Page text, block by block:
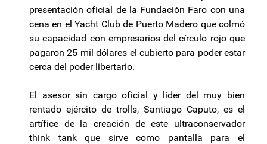
presentación oficial de la Fundación Faro con una
cena en el Yacht Club de Puerto Madero que colmó
su capacidad con empresarios del círculo rojo que
pagaron 25 mil dólares el cubierto para poder estar
cerca del poder libertario.
El asesor sin cargo oficial y líder del muy bien
rentado ejército de trolls, Santiago Caputo, es el
artífice de la creación de este ultraconservador
think tank que sirve como pantalla para el